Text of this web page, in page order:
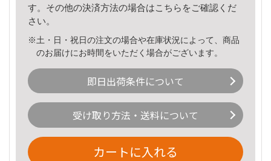
す。その他の決済方法の場合はこちら をご確認くだ
さい。
※土・日・祝日の注文の場合や在庫状況によって、商品
のお届けにお時間をいただく場合がございます。
即日出荷条件について
受け取り方法・送料について
カートに入れる